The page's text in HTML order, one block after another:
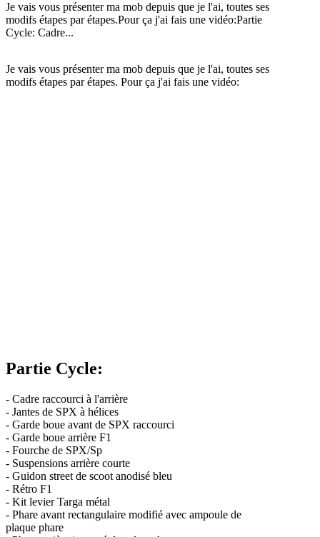
Je vais vous présenter ma mob depuis que je l'ai, toutes ses
modifs étapes par étapes.Pour ça j'ai fais une vidéo:Partie
Cycle: Cadre...
Je vais vous présenter ma mob depuis que je l'ai, toutes ses
modifs étapes par étapes. Pour ça j'ai fais une vidéo:
Partie Cycle:
- Cadre raccourci à l'arrière
- Jantes de SPX à hélices
- Garde boue avant de SPX raccourci
- Garde boue arrière F1
- Fourche de SPX/Sp
- Suspensions arrière courte
- Guidon street de scoot anodisé bleu
- Rétro F1
- Kit levier Targa métal
- Phare avant rectangulaire modifié avec ampoule de
plaque phare